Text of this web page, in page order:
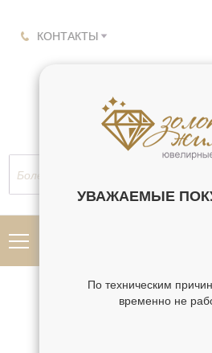
КОНТАКТЫ
УВАЖАЕМЫЕ
По техническим
временно не